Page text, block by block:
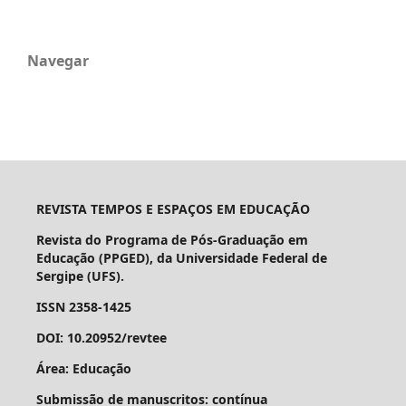
Navegar
REVISTA TEMPOS E ESPAÇOS EM EDUCAÇÃO
Revista do Programa de Pós-Graduação em
Educação (PPGED), da Universidade Federal de
Sergipe (UFS).
ISSN 2358-1425
DOI: 10.20952/revtee
Área: Educação
Submissão de manuscritos: contínua